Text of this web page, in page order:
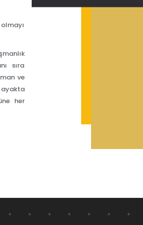
sıra
ve
her